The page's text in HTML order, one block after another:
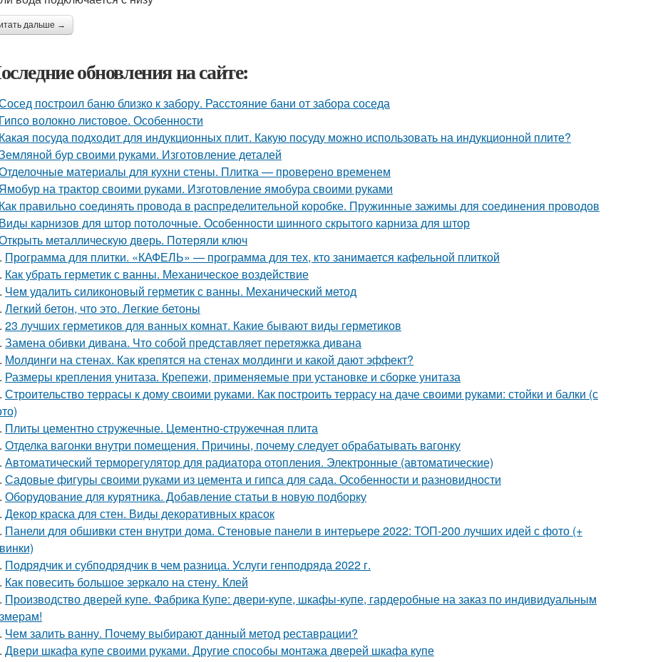
дальше →
обновления на сайте:
построил баню близко к забору. Расстояние бани от забора соседа
Гипсо волокно листовое. Особенности
Какая посуда подходит для индукционных плит. Какую посуду можно использовать на индукционной плите?
бур своими руками. Изготовление деталей
материалы для кухни стены. Плитка — проверено временем
Ямобур на трактор своими руками. Изготовление ямобура своими руками
Как правильно соединять провода в распределительной коробке. Пружинные зажимы для соединения проводов
Виды карнизов для штор потолочные. Особенности шинного скрытого карниза для штор
металлическую дверь. Потеряли ключ
Программа для плитки. «КАФЕЛЬ» — программа для тех, кто занимается кафельной плиткой
Как убрать герметик с ванны. Механическое воздействие
Чем удалить силиконовый герметик с ванны. Механический метод
Легкий бетон, что это. Легкие бетоны
23 лучших герметиков для ванных комнат. Какие бывают виды герметиков
Замена обивки дивана. Что собой представляет перетяжка дивана
Молдинги на стенах. Как крепятся на стенах молдинги и какой дают эффект?
Размеры крепления унитаза. Крепежи, применяемые при установке и сборке унитаза
Строительство террасы к дому своими руками. Как построить террасу на даче своими руками: стойки и балки (с
Плиты цементно стружечные. Цементно-стружечная плита
Отделка вагонки внутри помещения. Причины, почему следует обрабатывать вагонку
Автоматический терморегулятор для радиатора отопления. Электронные (автоматические)
Садовые фигуры своими руками из цемента и гипса для сада. Особенности и разновидности
Оборудование для курятника. Добавление статьи в новую подборку
Декор краска для стен. Виды декоративных красок
Панели для обшивки стен внутри дома. Стеновые панели в интерьере 2022: ТОП-200 лучших идей с фото (+
Подрядчик и субподрядчик в чем разница. Услуги генподряда 2022 г.
Как повесить большое зеркало на стену. Клей
Производство дверей купе. Фабрика Купе: двери-купе, шкафы-купе, гардеробные на заказ по индивидуальным
Чем залить ванну. Почему выбирают данный метод реставрации?
Двери шкафа купе своими руками. Другие способы монтажа дверей шкафа купе